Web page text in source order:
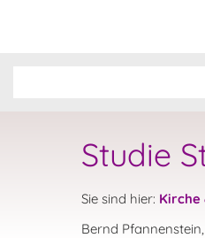
Studie
Sie sind hier: Kirche
Bernd